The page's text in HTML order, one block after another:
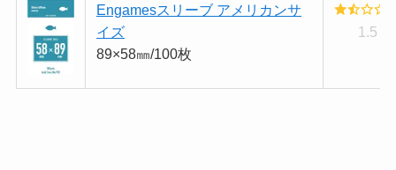
Engamesスリーブ アメリカンサ
イズ
89×58㎜/100枚
1.5